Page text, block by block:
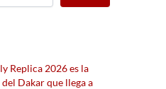
Replica 2026 es la
Dakar que llega a